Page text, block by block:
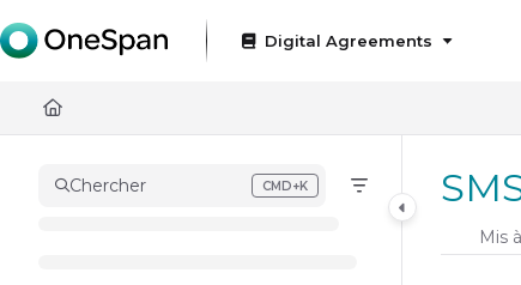
Documentation Index
Fetch the complete documentation index at:https://
Use this file to discover all available pages before
Digital Agreements
Chercher CMD+K
Press CMD+K to open search
Mis